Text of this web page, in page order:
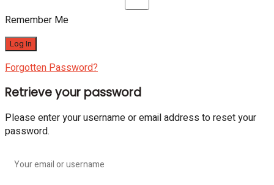
Remember Me
Forgotten Password?
Retrieve your password
Please enter your username or email address to reset your
password.